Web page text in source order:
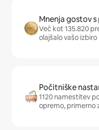
Mnenja gostov
Več kot 135.820
olajšalo vašo izbiro
Počitniške
1120 namestitev
opremo, primerno